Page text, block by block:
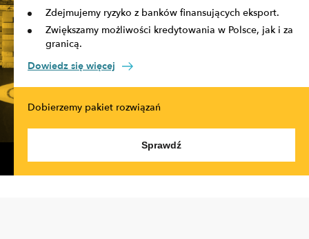
Zdejmujemy ryzyko z banków finansujących eksport.
Zwiększamy możliwości kredytowania w Polsce, jak i za
granicą.
Dowiedz się więcej
Dobierzemy pakiet rozwiązań
Sprawdź